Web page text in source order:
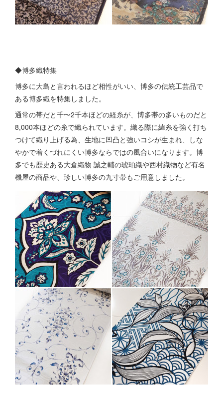
◆博多織特集
博多に大島と言われるほど相性がいい、博多の伝統工芸品で
ある博多織を特集しました。
通常の帯だと千〜2千本ほどの経糸が、博多帯の多いものだと
8,000本ほどの糸で織られています。織る際に緯糸を強く打ち
つけて織り上げる為、生地に凹凸と強いコシが生まれ、しな
やかで着くづれにくい博多ならではの風合いになります。博
多でも歴史ある大倉織物 誠之輔の琥珀織や西村織物など有名
機屋の商品や、珍しい博多の九寸帯もご用意しました。